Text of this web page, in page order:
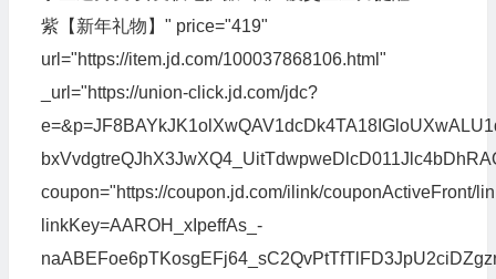
紫【新年礼物】" price="419"
url="https://item.jd.com/100037868106.html"
_url="https://union-click.jd.com/jdc?
coupon="https://coupon.jd.com/ilink/couponActiveFront/
linkKey=AAROH_xIpeffAs_-